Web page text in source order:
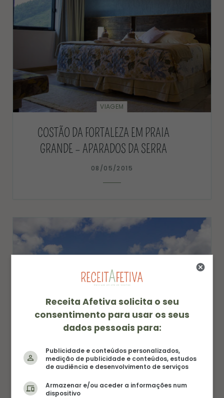
VIAGEM
COSTÃO DA FORTALEZA EM PRAIA
GRANDE – APARADOS DA SERRA
08/05/2015
Receita Afetiva solicita o seu
consentimento para usar os seus
dados pessoais para:
Publicidade e conteúdos personalizados,
medição de publicidade e conteúdos, estudos
de audiência e desenvolvimento de serviços
Armazenar e/ou aceder a informações num
dispositivo